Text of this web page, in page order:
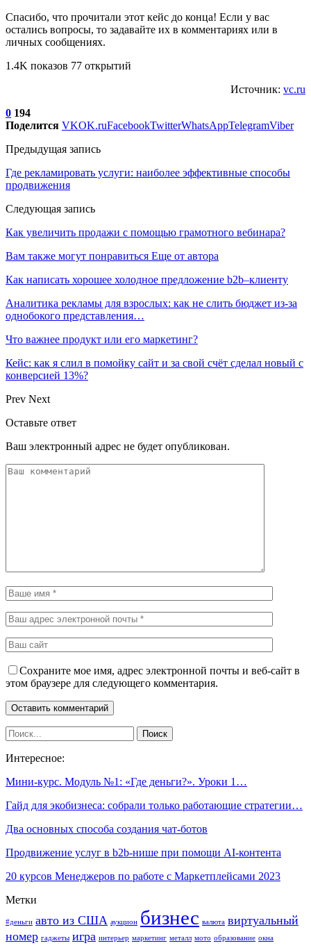
Спасибо, что прочитали этот кейс до конца! Если у вас
остались вопросы, то задавайте их в комментариях или в
личных сообщениях.
1.4K показов 77 открытий
Источник: vc.ru
0 194
Поделится VKOK.ruFacebookTwitterWhatsAppTelegramViber
Предыдущая запись
Где рекламировать услуги: наиболее эффективные способы
продвижения
Следующая запись
Как увеличить продажи с помощью грамотного вебинара?
Вам также могут понравиться Еще от автора
Как написать хорошее холодное предложение b2b–клиенту
Аналитика рекламы для взрослых: как не слить бюджет из-за
однобокого представления…
Что важнее продукт или его маркетинг?
Кейс: как я слил в помойку сайт и за свой счёт сделал новый с
конверсией 13%?
Prev Next
Оставьте ответ
Ваш электронный адрес не будет опубликован.
Сохраните мое имя, адрес электронной почты и веб-сайт в
этом браузере для следующего комментария.
Интересное:
Мини-курс. Модуль №1: «Где деньги?». Уроки 1…
Гайд для экобизнеса: собрали только работающие стратегии…
Два основных способа создания чат-ботов
Продвижение услуг в b2b-нише при помощи AI-контента
20 курсов Менеджеров по работе с Маркетплейсами 2023
Метки
#деньги авто из США аукцион бизнес валюта виртуальный
номер гаджеты игра интерьер маркетинг металл мото образование окна